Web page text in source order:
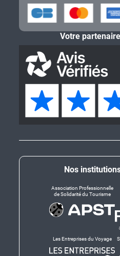
Nos
Association Professionnelle
de Solidarité du Tourisme
Les Entreprises du Voyage
Votre